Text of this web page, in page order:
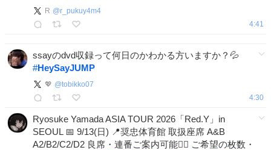
R @r_pukuy4m4
4:41
ssayのdvd収録って何日のかわかる方いますか？💦
#HeySayJUMP
💖 @tobikko07
4:30
Ryosuke Yamada ASIA TOUR 2026「Red.Y」in
SEOUL 📅 9/13(日) 📍奨忠体育館 取扱座席 A&B
A2/B2/C2/D2 良席・連番ご案内可能🙆‍♀️ ご希望の枚数・